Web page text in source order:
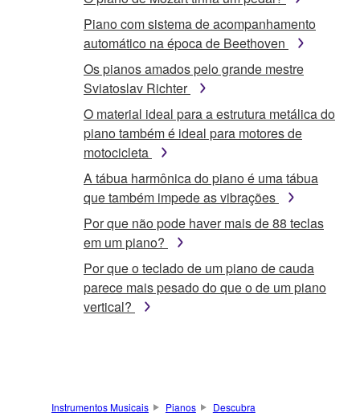
Piano com sistema de acompanhamento
automático na época de Beethoven
Os pianos amados pelo grande mestre
Sviatoslav Richter
O material ideal para a estrutura metálica do
piano também é ideal para motores de
motocicleta
A tábua harmônica do piano é uma tábua
que também impede as vibrações
Por que não pode haver mais de 88 teclas
em um piano?
Por que o teclado de um piano de cauda
parece mais pesado do que o de um piano
vertical?
Instrumentos Musicais Pianos
Descubra